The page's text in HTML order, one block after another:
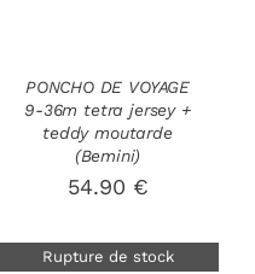
PONCHO DE VOYAGE
9-36m tetra jersey +
teddy moutarde
(Bemini)
54.90 €
Rupture de stock